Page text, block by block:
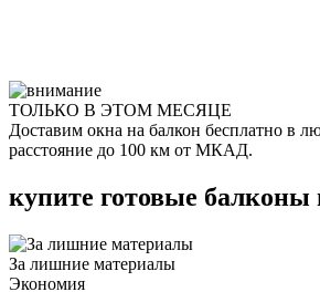
ТОЛЬКО В ЭТОМ МЕСЯЦЕ
Доставим окна на балкон бесплатно в
расстояние до 100 км от МКАД.
купите готовые балконы
За лишние материалы
Экономия